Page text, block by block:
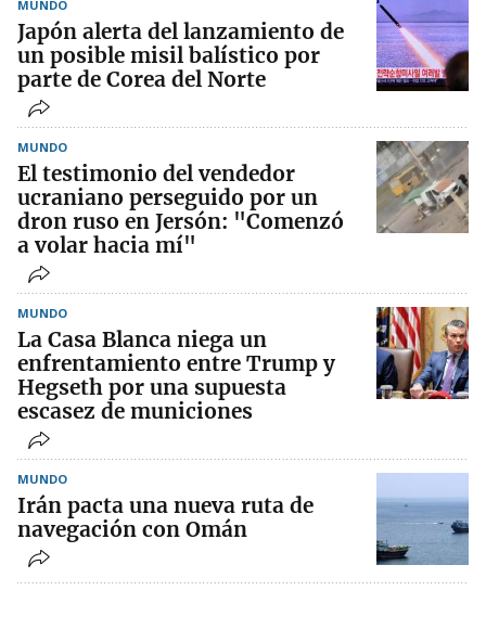
MUNDO
Japón alerta del lanzamiento de
un posible misil balístico por
parte de Corea del Norte
MUNDO
El testimonio del vendedor
ucraniano perseguido por un
dron ruso en Jersón: "Comenzó
a volar hacia mí"
MUNDO
La Casa Blanca niega un
enfrentamiento entre Trump y
Hegseth por una supuesta
escasez de municiones
MUNDO
Irán pacta una nueva ruta de
navegación con Omán